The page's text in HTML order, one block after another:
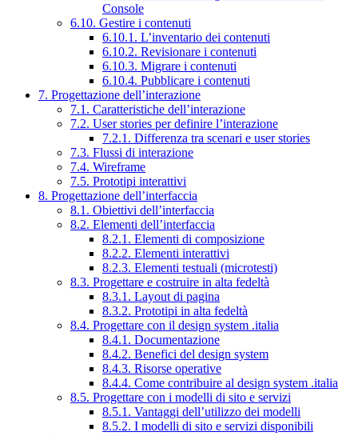
Console
6.10. Gestire i contenuti
6.10.1. L’inventario dei contenuti
6.10.2. Revisionare i contenuti
6.10.3. Migrare i contenuti
6.10.4. Pubblicare i contenuti
7. Progettazione dell’interazione
7.1. Caratteristiche dell’interazione
7.2. User stories per definire l’interazione
7.2.1. Differenza tra scenari e user stories
7.3. Flussi di interazione
7.4. Wireframe
7.5. Prototipi interattivi
8. Progettazione dell’interfaccia
8.1. Obiettivi dell’interfaccia
8.2. Elementi dell’interfaccia
8.2.1. Elementi di composizione
8.2.2. Elementi interattivi
8.2.3. Elementi testuali (microtesti)
8.3. Progettare e costruire in alta fedeltà
8.3.1. Layout di pagina
8.3.2. Prototipi in alta fedeltà
8.4. Progettare con il design system .italia
8.4.1. Documentazione
8.4.2. Benefici del design system
8.4.3. Risorse operative
8.4.4. Come contribuire al design system .italia
8.5. Progettare con i modelli di sito e servizi
8.5.1. Vantaggi dell’utilizzo dei modelli
8.5.2. I modelli di sito e servizi disponibili